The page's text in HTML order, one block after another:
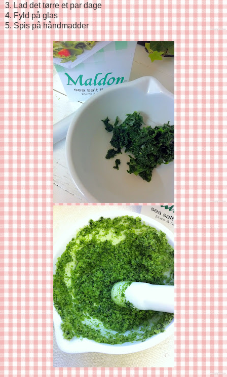
3. Lad det tørre et par dage
4. Fyld på glas
5. Spis på håndmadder